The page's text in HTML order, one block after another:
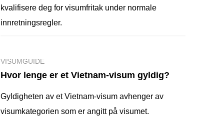
kvalifisere deg for visumfritak under normale
innretningsregler.
VISUMGUIDE
Hvor lenge er et Vietnam-visum gyldig?
Gyldigheten av et Vietnam-visum avhenger av
visumkategorien som er angitt på visumet.